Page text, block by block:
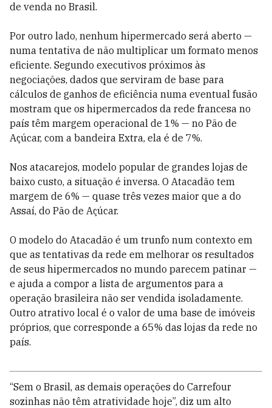
de venda no Brasil.
Por outro lado, nenhum hipermercado será aberto —
numa tentativa de não multiplicar um formato menos
eficiente. Segundo executivos próximos às
negociações, dados que serviram de base para
cálculos de ganhos de eficiência numa eventual fusão
mostram que os hipermercados da rede francesa no
país têm margem operacional de 1% — no Pão de
Açúcar, com a bandeira Extra, ela é de 7%.
Nos atacarejos, modelo popular de grandes lojas de
baixo custo, a situa­ção é inversa. O Atacadão tem
margem de 6% — quase três vezes maior que a do
Assaí, do Pão de Açúcar.
O modelo do Atacadão é um trunfo num contexto em
que as tentativas da rede em melhorar os resultados
de seus hipermercados no mundo parecem patinar —
e ajuda a compor a lista de argu­mentos para a
operação brasileira não ser vendida isoladamente.
Outro atrativo local é o valor de uma base de imóveis
próprios, que corresponde a 65% das lojas da rede no
país.
“Sem o Brasil, as demais operações do Carrefour
sozinhas não têm atratividade hoje”, diz um alto